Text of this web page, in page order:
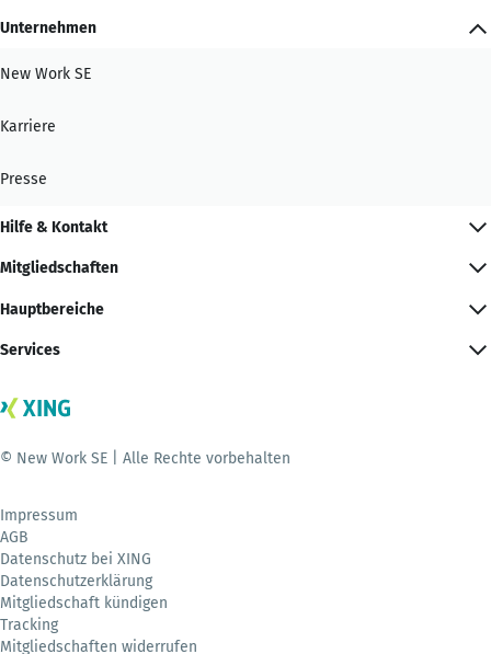
Unternehmen
New Work SE
Karriere
Presse
Hilfe & Kontakt
Mitgliedschaften
Hauptbereiche
Services
© New Work SE | Alle Rechte vorbehalten
Impressum
AGB
Datenschutz bei XING
Datenschutzerklärung
Mitgliedschaft kündigen
Tracking
Mitgliedschaften widerrufen